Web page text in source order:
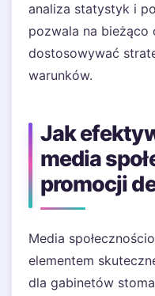
analiza statystyk i
pozwala na bieżąco
dostosowywać
warunków.
Jak
media
promocji
Media
elementem
dla gabinetów